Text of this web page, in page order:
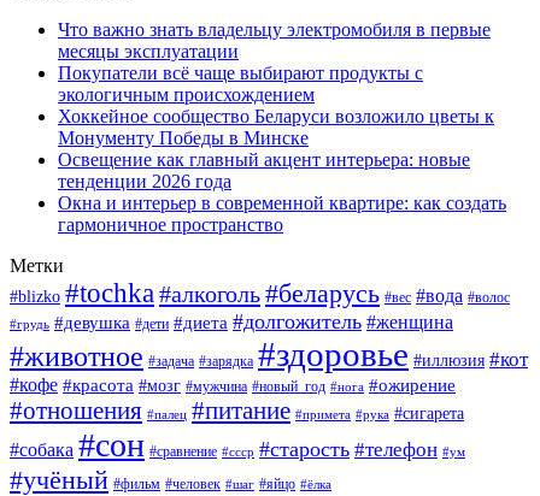
Что важно знать владельцу электромобиля в первые
месяцы эксплуатации
Покупатели всё чаще выбирают продукты с
экологичным происхождением
Хоккейное сообщество Беларуси возложило цветы к
Монументу Победы в Минске
Освещение как главный акцент интерьера: новые
тенденции 2026 года
Окна и интерьер в современной квартире: как создать
гармоничное пространство
Метки
#blizko #tochka #алкоголь#беларусь #вес #вода #волос
#грудь #девушка #дети #диета #долгожитель #женщина
#животное #задача #зарядка #здоровье #иллюзия #кот
#кофе #красота #мозг #мужчина #новый_год #нога #ожирение
#отношения #палец #питание #примета #рука #сигарета
#собака #сон #сравнение #ссср #старость #телефон #ум
#учёный #фильм #человек #шаг #яйцо #ёлка